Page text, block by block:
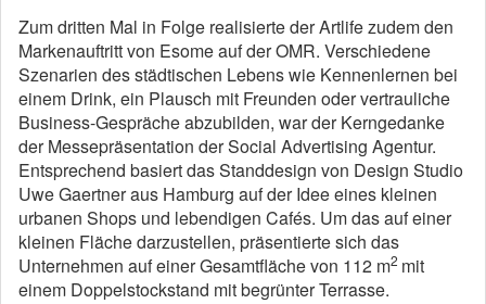
Zum dritten Mal in Folge realisierte der Artlife zudem den
Markenauftritt von Esome auf der OMR. Verschiedene
Szenarien des städtischen Lebens wie Kennenlernen bei
einem Drink, ein Plausch mit Freunden oder vertrauliche
Business-Gespräche abzubilden, war der Kerngedanke
der Messepräsentation der Social Advertising Agentur.
Entsprechend basiert das Standdesign von Design Studio
Uwe Gaertner aus Hamburg auf der Idee eines kleinen
urbanen Shops und lebendigen Cafés. Um das auf einer
kleinen Fläche darzustellen, präsentierte sich das
Unternehmen auf einer Gesamtfläche von 112 m2 mit
einem Doppelstockstand mit begrünter Terrasse.